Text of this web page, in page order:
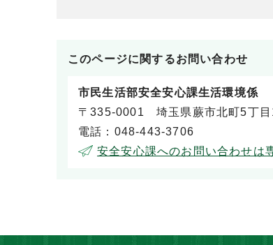
このページに関するお問い合わせ
市民生活部安全安心課生活環境係
〒335-0001 埼玉県蕨市北町5丁目
電話：048-443-3706
安全安心課へのお問い合わせは